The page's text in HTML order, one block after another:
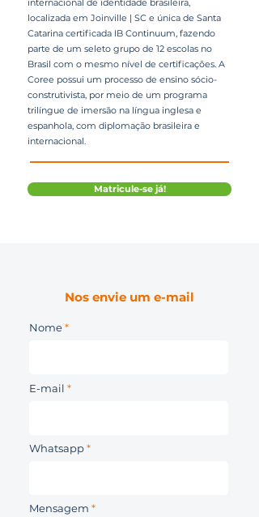
internacional de identidade brasileira,
localizada em Joinville | SC e única de Santa
Catarina certificada IB Continuum, fazendo
parte de um seleto grupo de 12 escolas no
Brasil com o mesmo nível de certificações. A
Coree possui um processo de ensino sócio-
construtivista, por meio de um programa
trilíngue de imersão na língua inglesa e
espanhola, com diplomação brasileira e
internacional.
Matricule-se já!
Nos envie um e-mail
Nome
E-mail
Whatsapp
Mensagem